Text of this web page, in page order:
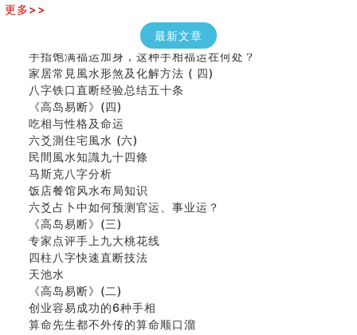
更多>>
最新文章
七夕节 我国唯一一个以女性为主角传统节日
商舖大門的風水原則 (下)
手指饱满福运加身，这种手相福运在何处？
家居常見風水形煞及化解方法 ( 四)
八字铁口直断经验总结五十条
《高岛易断》(四)
吃相与性格及命运
六爻測住宅風水 (六)
民間風水知識九十四條
马斯克八字分析
饭店餐馆风水布局知识
六爻占卜中如何预测官运、事业运？
《高岛易断》(三)
专家点评手上九大桃花线
四柱八字快速直断技法
天池水
《高岛易断》(二)
创业容易成功的6种手相
算命先生都不外传的算命顺口溜